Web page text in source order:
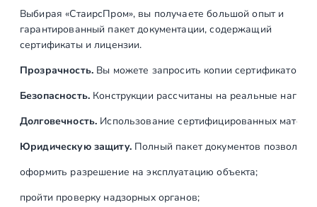
0
т
ы
ц
л
,
Выбирая «СтаирсПром», вы получаете большой опыт и
гарантированный пакет документации, содержащий
сертификаты и лицензии.
Прозрачность.Вы можете запросить копии сертификатов
Безопасность.Конструкции рассчитаны на реальные
Долговечность. Использование сертифицированных
Юридическую защиту.Полный пакет документов позволяет:
оформить разрешение на эксплуатацию объекта;
пройти проверку надзорных органов;